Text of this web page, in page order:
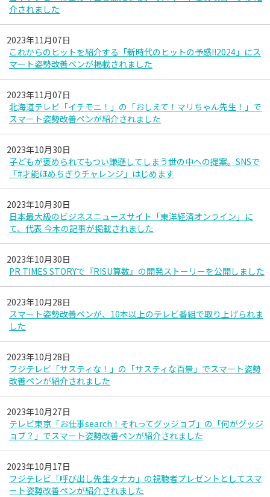
介されました
2023年11月07日
これからのヒットを紹介する「新時代のヒットの予感!!2024」にス
マート姿勢改善ペンが掲載されました
2023年11月07日
北海道テレビ「イチモニ！」の「おしえて！マリちゃん先生！」で
スマート姿勢改善ペンが紹介されました
2023年10月30日
子どもが褒められてもつい謙遜してしまう世の中への提案。SNSで
「#才能ほめちぎりチャレンジ」はじめます
2023年10月30日
日本最大級のビジネスニュースサイト「東洋経済オンライン」に
て、代表 今木の記事が掲載されました
2023年10月30日
PR TIMES STORYで『RISU算数』の開発ストーリーを公開しました
2023年10月28日
スマート姿勢改善ペンが、10本以上のテレビ番組で取り上げられま
した
2023年10月28日
フジテレビ「サスティな！」の「サスティな百景」でスマート姿勢
改善ペンが紹介されました
2023年10月27日
テレビ東京「お仕事search！それってグッジョブ」の「何がグッジ
ョブ？」でスマート姿勢改善ペンが紹介されました
2023年10月17日
フジテレビ「呼び出し先生タナカ」の視聴者プレゼントとしてスマ
ート姿勢改善ペンが紹介されました